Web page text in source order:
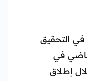
في التحقيق
في
إطلاق